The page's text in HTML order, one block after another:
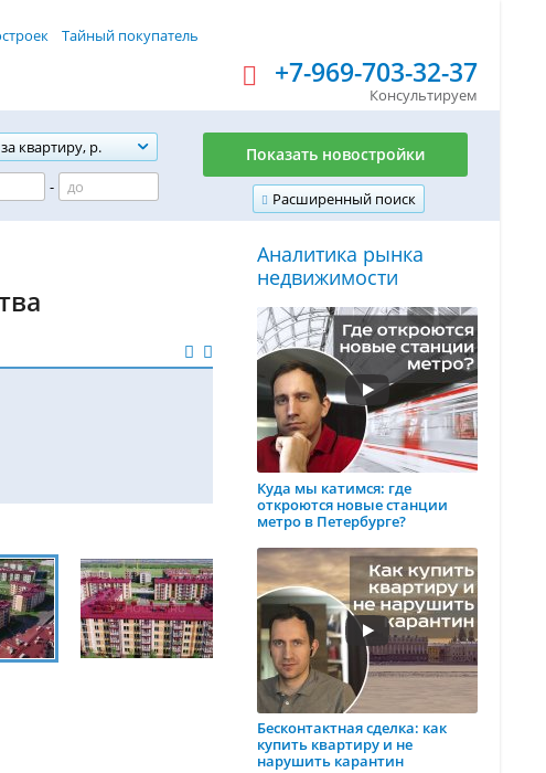
Тайный покупатель
+7-969-703-32-37
Консультируем
за квартиру, р.
-
Расширенный поиск
Показать новостройки
Аналитика рынка
недвижимости
Куда мы катимся: где
откроются новые станции
метро в Петербурге?
Бесконтактная сделка: как
купить квартиру и не
нарушить карантин